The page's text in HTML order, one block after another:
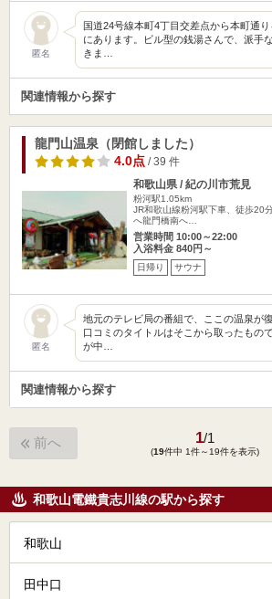
匿名
国道24号線本町4丁目交差点から本町通
にあります。ビル型の銭湯さんで、派手
きま…
関連情報から探す
龍門山温泉（閉館しました）
4.0点 / 39 件
和歌山県 / 紀の川市荒見
粉河駅1.05km
JR和歌山線粉河駅下車、徒歩20
へ龍門橋南へ…
営業時間 10:00～22:00
入浴料金 840円～
日帰り サウナ
匿名
地元のテレビ局の番組で、ここの温泉が
口コミのタイトルはそこから取ったもの
が中…
関連情報から探す
前へ 1/1
(19件中 1件～19件を表示)
和歌山電鐵貴志川線の駅から探す
和歌山
田中口